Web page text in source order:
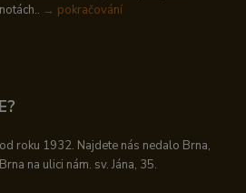
→ pokračování
roku 1932. Najdete nás nedalo Brna,
na ulici nám. sv. Jána, 35.